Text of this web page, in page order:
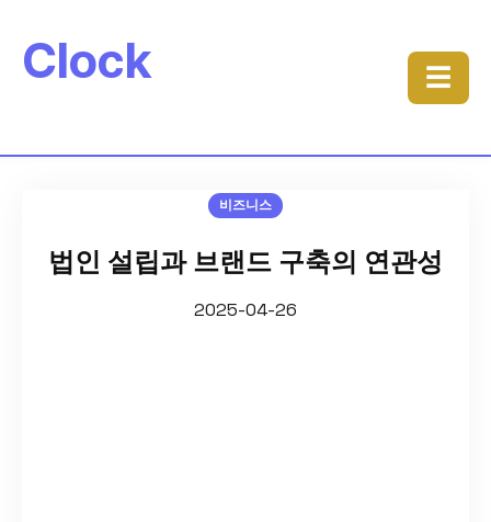
Clock ☰
비즈니스
법인 설립과 브랜드 구축의 연관성
2025-04-26